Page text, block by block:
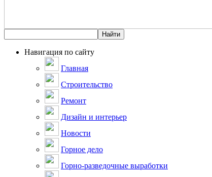
Навигация по сайту
Главная
Строительство
Ремонт
Дизайн и интерьер
Новости
Горное дело
Горно-разведочные выработки